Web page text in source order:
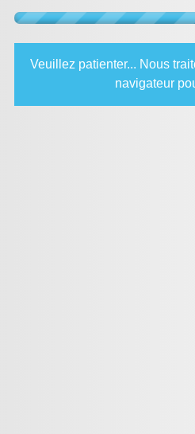
Veuillez patienter... Nous
navigateur